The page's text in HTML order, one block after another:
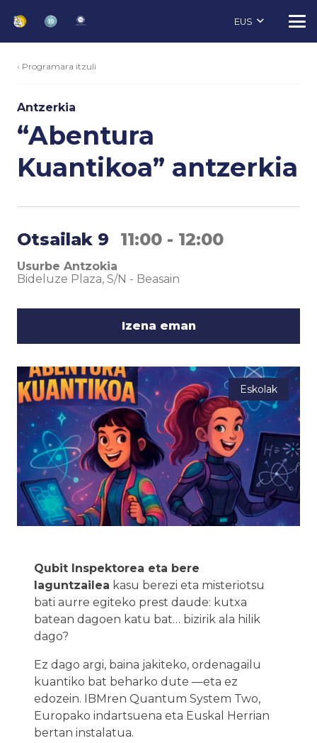
EUS
‹ Programara itzuli
Antzerkia
“Abentura
Kuantikoa” antzerkia
Otsailak 9 11:00 - 12:00
Usurbe Antzokia
Bideluze Plaza, S/N - Beasain
Izena eman
Eskolak
Qubit Inspektorea eta bere
laguntzailea kasu berezi eta misteriotsu
bati aurre egiteko prest daude: kutxa
batean dagoen katu bat… bizirik ala hilik
dago?
Ez dago argi, baina jakiteko, ordenagailu
kuantiko bat beharko dute —eta ez
edozein. IBMren Quantum System Two,
Europako indartsuena eta Euskal Herrian
bertan instalatua.